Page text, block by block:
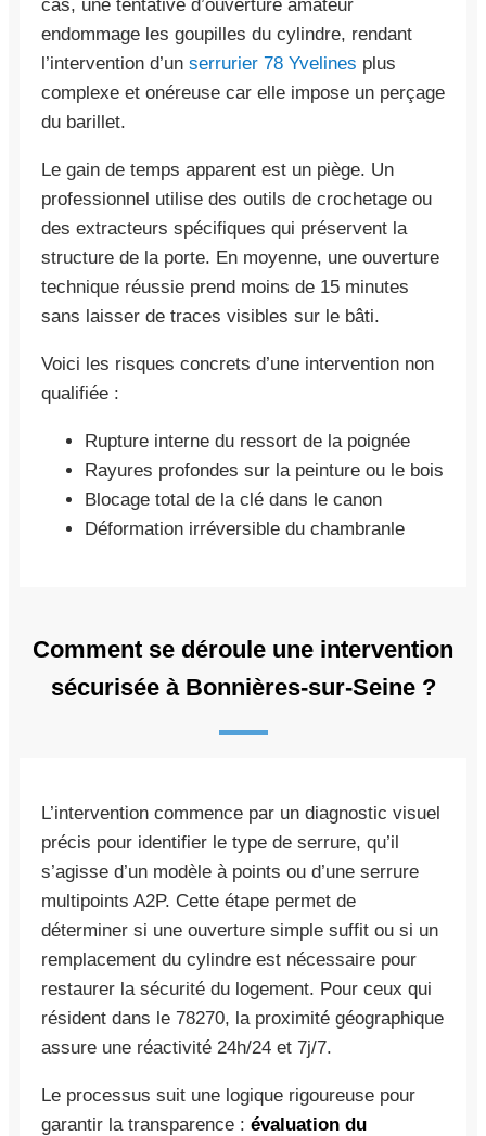
cas, une tentative d’ouverture amateur
endommage les goupilles du cylindre, rendant
l’intervention d’un serrurier 78 Yvelines plus
complexe et onéreuse car elle impose un perçage
du barillet.
Le gain de temps apparent est un piège. Un
professionnel utilise des outils de crochetage ou
des extracteurs spécifiques qui préservent la
structure de la porte. En moyenne, une ouverture
technique réussie prend moins de 15 minutes
sans laisser de traces visibles sur le bâti.
Voici les risques concrets d’une intervention non
qualifiée :
Rupture interne du ressort de la poignée
Rayures profondes sur la peinture ou le bois
Blocage total de la clé dans le canon
Déformation irréversible du chambranle
Comment se déroule une intervention
sécurisée à Bonnières-sur-Seine ?
L’intervention commence par un diagnostic visuel
précis pour identifier le type de serrure, qu’il
s’agisse d’un modèle à points ou d’une serrure
multipoints A2P. Cette étape permet de
déterminer si une ouverture simple suffit ou si un
remplacement du cylindre est nécessaire pour
restaurer la sécurité du logement. Pour ceux qui
résident dans le 78270, la proximité géographique
assure une réactivité 24h/24 et 7j/7.
Le processus suit une logique rigoureuse pour
garantir la transparence : évaluation du